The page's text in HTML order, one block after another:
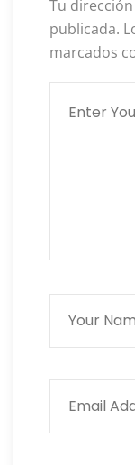
Tu
publicada.
marcados